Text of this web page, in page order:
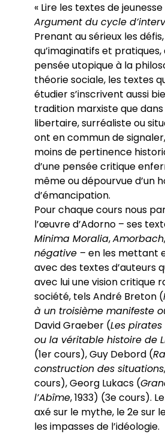
« Lire les textes de jeunesse
Argument du cycle
Prenant au sérieux les
qu’imaginatifs et pratiques,
pensée utopique à la
théorie sociale, les textes
étudier s’inscrivent aussi
tradition marxiste que
libertaire, surréaliste ou
ont en commun de
moins de pertinence
d’une pensée critique
même ou dépourvue d’un
d’émancipation.
Pour chaque cours nous
l’œuvre d’Adorno – ses
Minima Moralia,Amorbach,
négative – en les mettant
avec des textes d’auteurs
avec lui une vision critique
société, tels André Breton (
à un troisième manifeste
David Graeber (Les
ou la véritable histoire de
(1er cours), Guy Debord (
construction des situations
cours), Georg Lukacs (
l’Abîme, 1933) (3e cours).
axé sur le mythe, le 2e sur
les impasses de l’idéologie.